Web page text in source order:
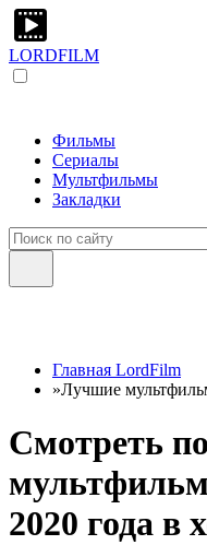
LORDFILM
Фильмы
Сериалы
Мультфильмы
Закладки
Главная LordFilm
»Лучшие
Смотреть
2020 года в